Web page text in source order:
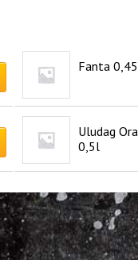
Fanta
Uludag
0,5l